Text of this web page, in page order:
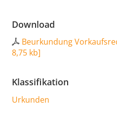
Download
Beurkundung
8,75 kb]
Klassifikation
Urkunden